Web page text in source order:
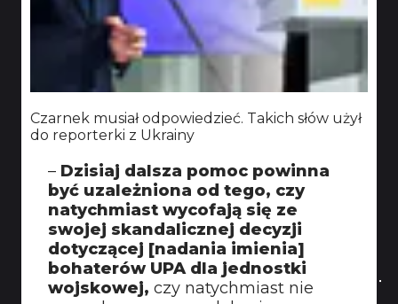
Czarnek musiał odpowiedzieć. Takich słów użył
do reporterki z Ukrainy
– Dzisiaj dalsza pomoc powinna
być uzależniona od tego, czy
natychmiast wycofają się ze
swojej skandalicznej decyzji
dotyczącej [nadania imienia]
bohaterów UPA dla jednostki
wojskowej, czy natychmiast nie